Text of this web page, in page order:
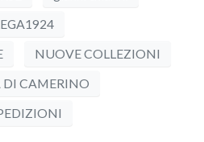
NUOVE COLLEZIONI
DI CAMERINO